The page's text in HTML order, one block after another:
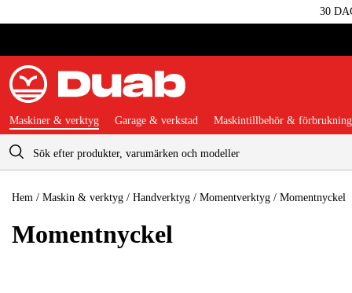
30
Maskiner & verktyg Garage & verkstad Maskintillbehör & förbrukning
Hem / Maskin & verktyg / Handverktyg / Momentverktyg / Momentnyckel
Momentnyckel